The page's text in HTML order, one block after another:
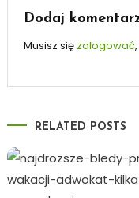
Dodaj
Musisz się zalogować
RELATED POSTS